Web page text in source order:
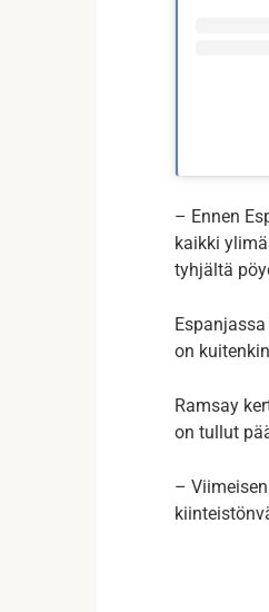
– Ennen
kaikki
tyhjältä
on
Ramsay
on tullut
–